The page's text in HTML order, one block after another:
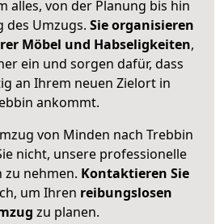
alles, von der Planung bis hin
Umzugs. Sie organisieren
Möbel und Habseligkeiten,
ein und sorgen dafür, dass
an Ihrem neuen Zielort in
ankommt.
von Minden nach Trebbin
nicht, unsere professionelle
zu nehmen. Kontaktieren Sie
um Ihren reibungslosen
zu planen.